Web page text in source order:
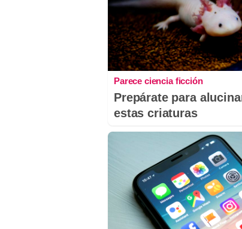
Parece ciencia ficción
Prepárate para
estas criaturas